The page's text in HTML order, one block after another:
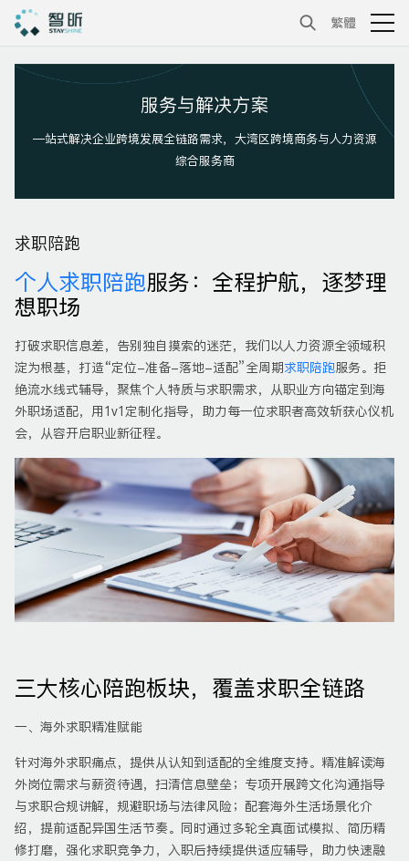
繁體
服务与解决方案
—站式解决企业跨境发展全链路需求，大湾区跨境商务与人力资源
综合服务商
求职陪跑
个人求职陪跑服务：全程护航，逐梦理
想职场
打破求职信息差，告别独自摸索的迷茫，我们以人力资源全领域积
淀为根基，打造“定位-准备-落地-适配”全周期求职陪跑服务。拒
绝流水线式辅导，聚焦个人特质与求职需求，从职业方向锚定到海
外职场适配，用1v1定制化指导，助力每一位求职者高效斩获心仪机
会，从容开启职业新征程。
三大核心陪跑板块，覆盖求职全链路
一、海外求职精准赋能
针对海外求职痛点，提供从认知到适配的全维度支持。精准解读海
外岗位需求与薪资待遇，扫清信息壁垒；专项开展跨文化沟通指导
与求职合规讲解，规避职场与法律风险；配套海外生活场景化介
绍，提前适配异国生活节奏。同时通过多轮全真面试模拟、简历精
修打磨，强化求职竞争力，入职后持续提供适应辅导，助力快速融